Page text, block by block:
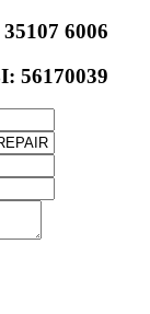
6006
56170039